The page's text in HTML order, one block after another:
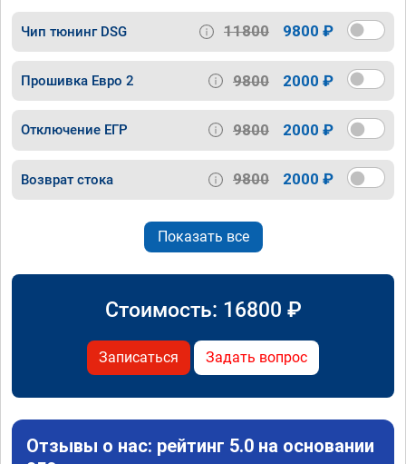
Чип тюнинг DSG 11800 9800 ₽
Прошивка Евро 2 9800 2000 ₽
Отключение ЕГР 9800 2000 ₽
Возврат стока 9800 2000 ₽
Показать все
Стоимость: 16800 ₽
Записаться Задать вопрос
Отзывы о нас: рейтинг 5.0 на основании